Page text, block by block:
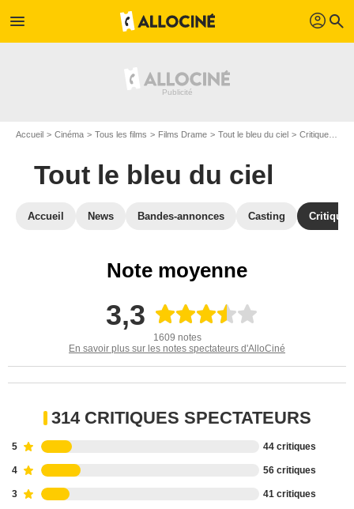
menu profil search
Accueil Cinéma Tous les films Films Drame Tout le bleu du ciel Critiques Tout le bleu du ciel
Tout le bleu du ciel
Accueil News Bandes-annonces Casting
Note moyenne
3,3
1609 notes
En savoir plus sur les notes spectateurs d'AlloCiné
314 CRITIQUES SPECTATEURS
5 44 critiques
4 56 critiques
3 41 critiques